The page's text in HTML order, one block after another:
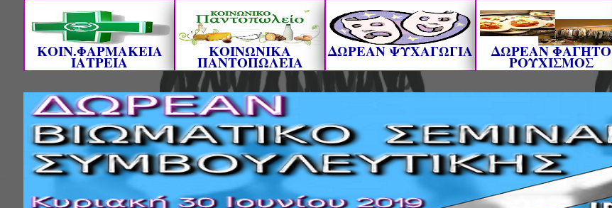
ΚΟΙΝ.ΦΑΡΜΑΚΕΙΑ
ΙΑΤΡΕΙΑ
ΚΟΙΝΩΝΙΚΑ
ΠΑΝΤΟΠΩΛΕΙΑ
ΔΩΡΕΑΝ ΨΥΧΑΓΩΓΙΑ ΔΩΡΕΑΝ ΦΑΓΗΤΟ
ΡΟΥΧΙΣΜΟΣ